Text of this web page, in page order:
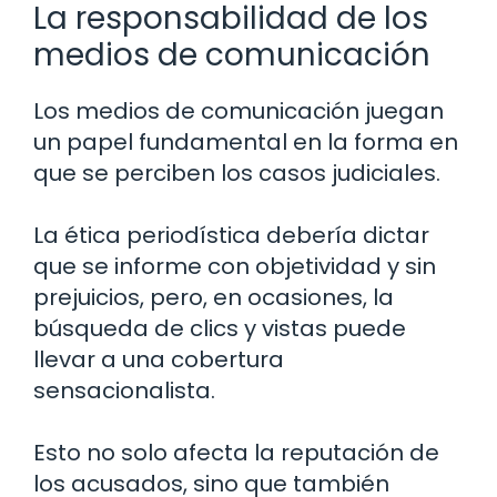
La responsabilidad de los
medios de comunicación
Los medios de comunicación juegan
un papel fundamental en la forma en
que se perciben los casos judiciales.
La ética periodística debería dictar
que se informe con objetividad y sin
prejuicios, pero, en ocasiones, la
búsqueda de clics y vistas puede
llevar a una cobertura
sensacionalista.
Esto no solo afecta la reputación de
los acusados, sino que también